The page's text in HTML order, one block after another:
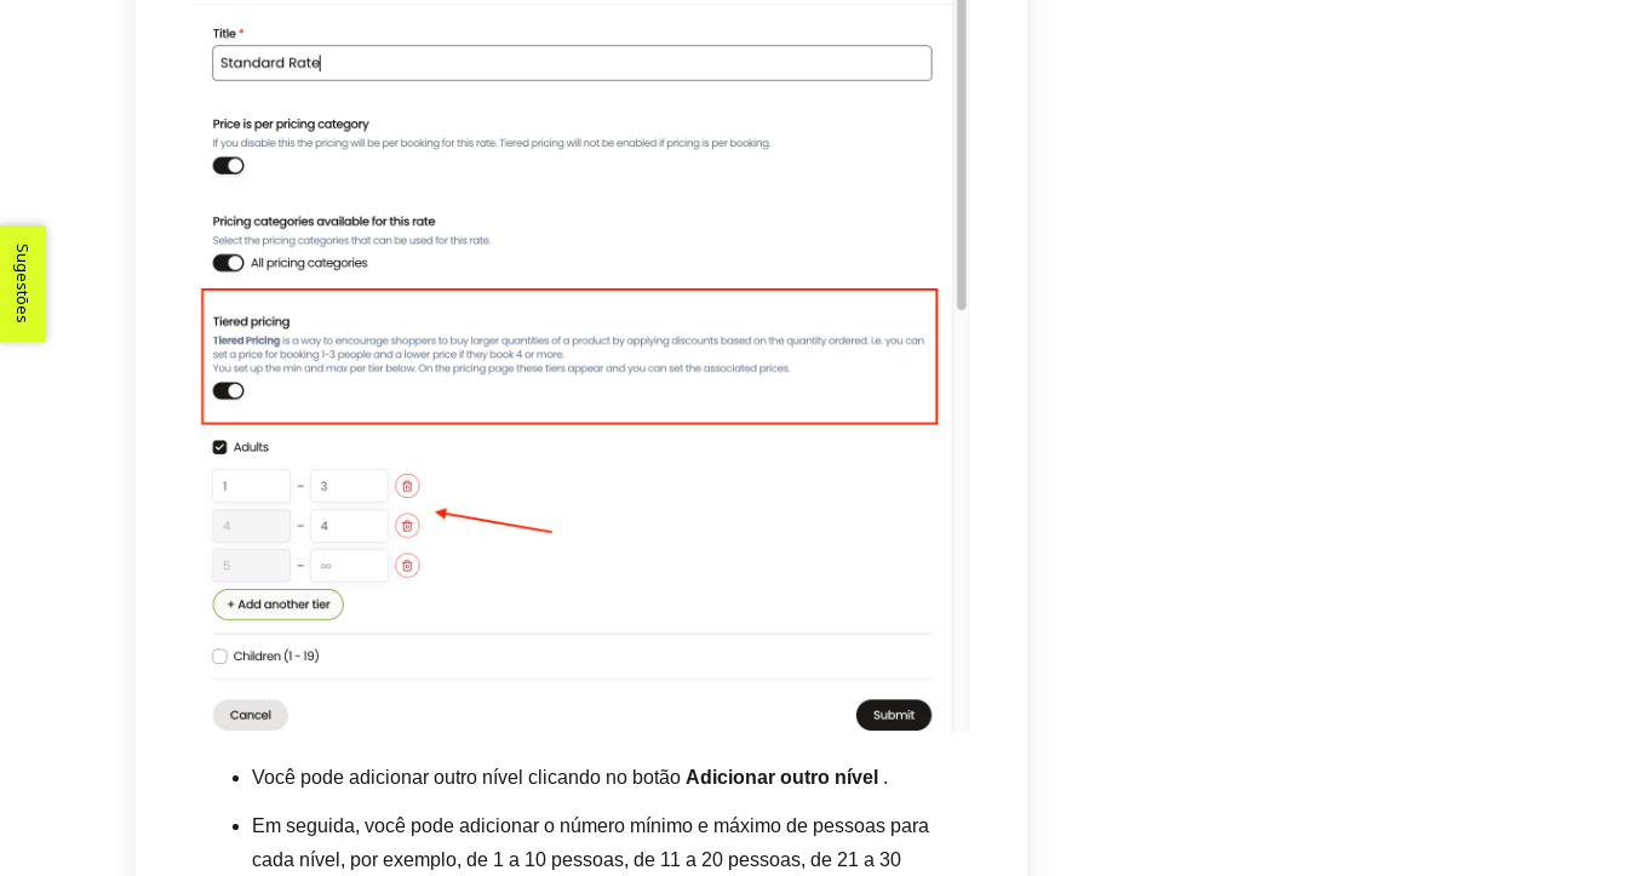
Você pode adicionar outro nível clicando no botão Adicionar outro nível .
Em seguida, você pode adicionar o número mínimo e máximo de pessoas para
cada nível, por exemplo, de 1 a 10 pessoas, de 11 a 20 pessoas, de 21 a 30
Sugestões